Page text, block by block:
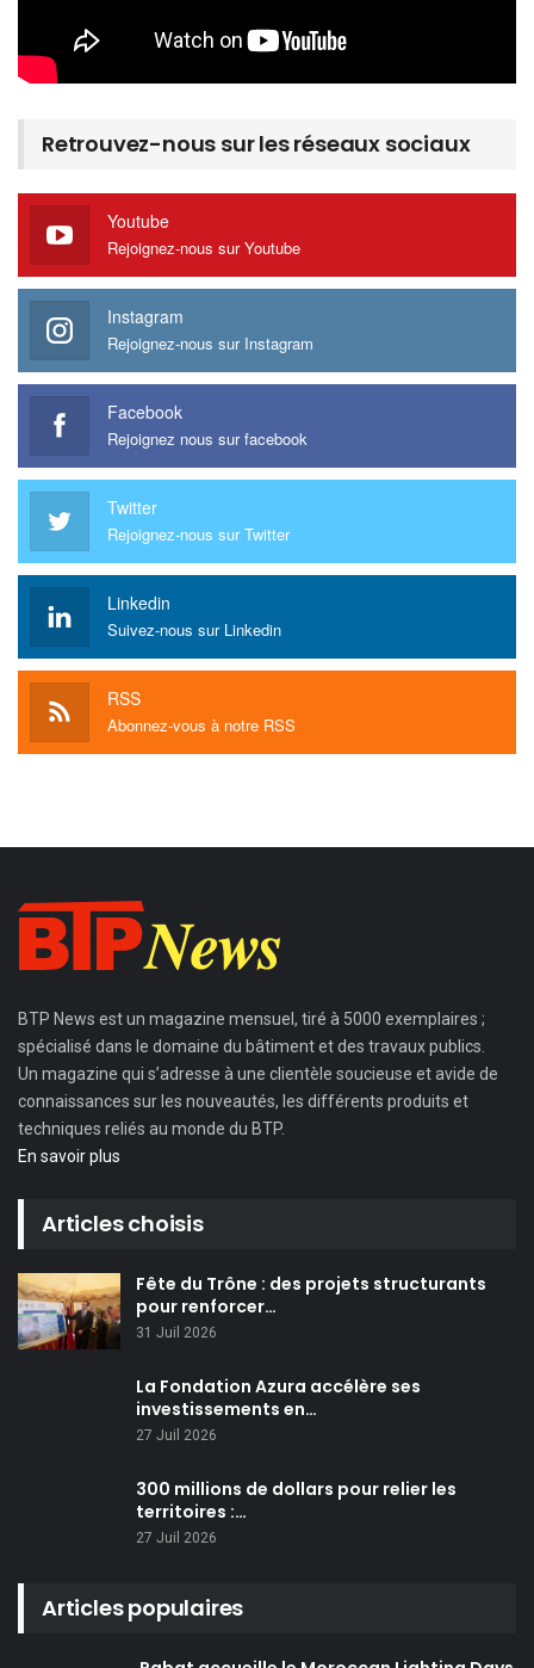
Retrouvez-nous sur les réseaux sociaux
Youtube
Rejoignez-nous sur Youtube
Instagram
Rejoignez-nous sur Instagram
Facebook
Rejoignez nous sur facebook
Twitter
Rejoignez-nous sur Twitter
Linkedin
Suivez-nous sur Linkedin
RSS
Abonnez-vous à notre RSS
BTP News est un magazine mensuel, tiré à 5000 exemplaires ;
spécialisé dans le domaine du bâtiment et des travaux publics.
Un magazine qui s’adresse à une clientèle soucieuse et avide de
connaissances sur les nouveautés, les différents produits et
techniques reliés au monde du BTP.
En savoir plus
Articles choisis
Fête du Trône : des projets structurants
pour renforcer…
31 Juil 2026
La Fondation Azura accélère ses
investissements en…
27 Juil 2026
300 millions de dollars pour relier les
territoires :…
27 Juil 2026
Articles populaires